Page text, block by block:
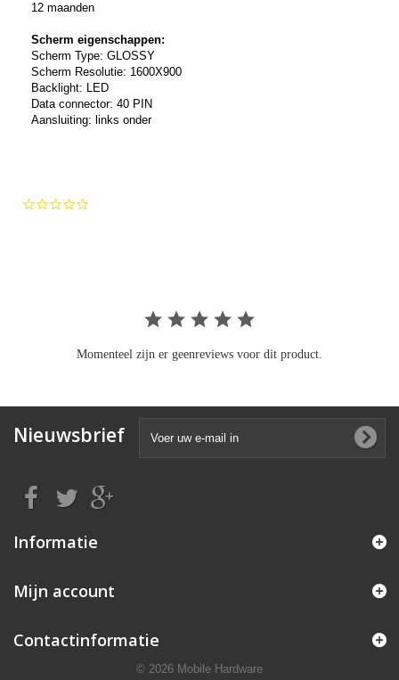
12 maanden
Scherm eigenschappen:
Scherm Type: GLOSSY
Scherm Resolutie: 1600X900
Backlight: LED
Data connector: 40 PIN
Aansluiting: links onder
Momenteel zijn er geenreviews voor dit product.
Nieuwsbrief
Informatie
Mijn account
Contactinformatie
© 2026 Mobile Hardware